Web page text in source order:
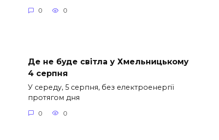
0 0
Де не буде світла у Хмельницькому
4 серпня
У середу, 5 серпня, без електроенергії
протягом дня
0 0